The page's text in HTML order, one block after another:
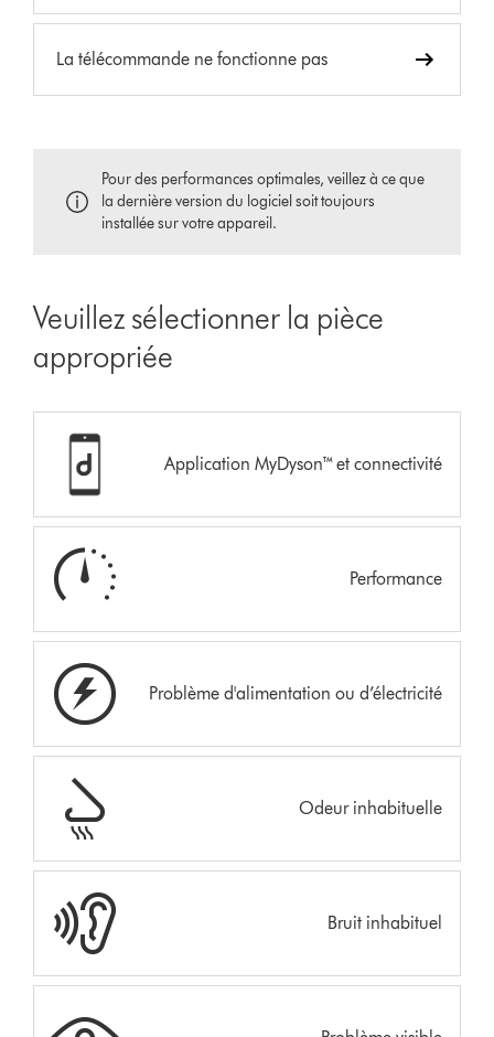
La télécommande ne fonctionne pas
Pour des performances optimales, veillez à ce que
la dernière version du logiciel soit toujours
installée sur votre appareil.
Veuillez sélectionner la pièce
appropriée
Application MyDyson™ et connectivité
Performance
Problème d'alimentation ou d’électricité
Odeur inhabituelle
Bruit inhabituel